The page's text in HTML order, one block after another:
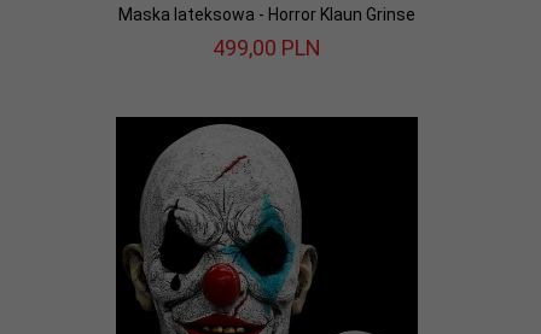
Maska lateksowa - Horror Klaun Grinse
499,00 PLN